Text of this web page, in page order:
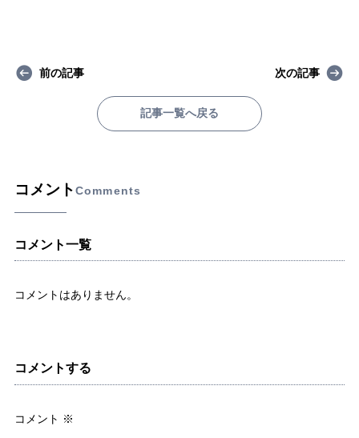
前の記事
記事一覧へ戻る
次の記事
コメントComments
コメント一覧
コメントはありません。
コメントする
コメント ※